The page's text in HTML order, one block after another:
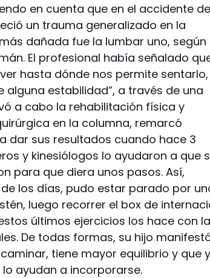
en cuenta que en el accidente del
un trauma generalizado en la
dañada fue la lumbar uno, según
El profesional había señalado
hasta dónde nos permite sentarlo,
estabilidad”, a través de una
a cabo la rehabilitación física y
en la columna, remarcó
dar sus resultados cuando hace 3
y kinesiólogos lo ayudaron a que
para que diera unos pasos. Así,
los días, pudo estar parado por
luego recorrer el box de
últimos ejercicios los hace con la
De todas formas, su hijo
tiene mayor equilibrio y que
ayudan a incorporarse.